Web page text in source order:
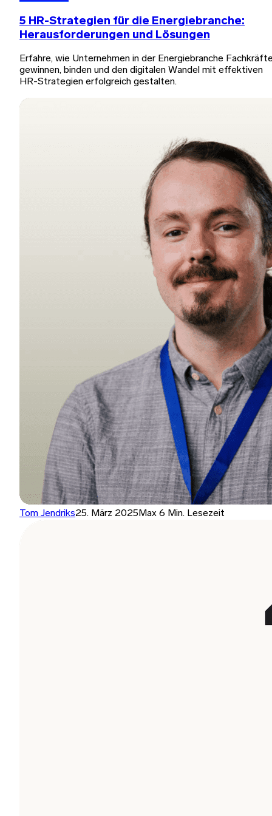
5 HR-Strategien für die Energiebranche:
Herausforderungen und Lösungen
Erfahre, wie Unternehmen in der Energiebranche
gewinnen, binden und den digitalen Wandel mit effektiven
HR-Strategien erfolgreich gestalten.
Tom Jendriks25. März 2025Max 6 Min. Lesezeit